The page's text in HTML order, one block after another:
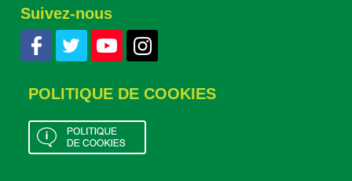
Suivez-nous
POLITIQUE DE COOKIES